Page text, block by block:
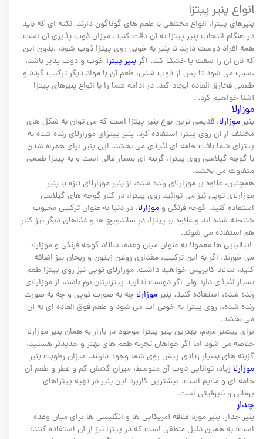
انواع پنیر پیتزا
پنیرهای پیتزا، انواع مختلفی با طعم های گوناگون دارند. نکته ای که باید
در هنگام انتخاب پنیر پیتزا به آن دقت کنید، میزان ذوب پذیری آن است.
همه افراد دوست دارند تا پنیر به خوبی روی پیتزا ذوب شود، ،بدون این
که نان آن را سفت یا خشک کند. اگرپنیر پیتزا خوب و ذوب پذیر باشد،
،سبب می شود تا پس از ذوب شدن، طعم آن با مواد دیگر ترکیب گردد و
طعمی فخارق العاده ایجاد کند. در ادامه شما را با انواع پنیرهای پیتزا
آشنا خواهیم کرد. .
موزارلا
پنیرموزارلا، قدیمی ترین نوع پنیر پیتزا است که می توان به شکل های
مختلف از آن روی پیتزا استفاده کرد. پنیر پیتزای موزارلای رنده شده به
پیتزای شما بافت خامه ای لذیذی می بخشد. این پنیر برای همراه شدن
با گوجه گیلاسی روی پیتزا، گزینه ای بسیار عالی است و به پیتزا طعمی
متفاوت می بخشد.
همچنین، علاوه بر موزارلای رنده شده، از پنیر موزارلای تازه یا پنیر
موزارلای توپی نیز می توانید روی پیتزا، در کنار گوجه های گیلاسی
استفاده کنید. گوجه فرنگی و موزارلا، در دنیا به عنوان ترکیبی محبوب
شناخته شده اند و علاوه بر پیتزا، در ساندویچ ها و غذاهای دیگر نیز کنار
هم استفاده می شوند.
ایتالیایی ها معمولا به عنوان میان وعده، سالاد گوجه فرنگی و موزارلا
می خورند. اگر به این ترکیب، مقداری روغن زیتون و ریحان نیز اضافه
کنید، سالاد کاپریس خواهید داشت. موزارلای توپی نیز روی پیتزا طعم
بسیار لذیذی دارد ولی اگر دوست ندارید پیتزایتان نرم باشد، از موزارلای
رنده شده، استفاده کنید. پنیرموزارلاچه به صورت توپی و چه به صورت
رنده شده،، روی پیتزا به خوبی آب می شود و طعم فوق العاده ای به آن
می بخشد.
برای بیشتر مردم، بهترین پنیر پیتزا موجود در بازار به همان پنیر موزارلا
خلاصه می شود اما اگر خواهان تجربه طعم های بهتر و جدیدتر هستید،
گزینه های بسیار زیادی پیش روی شما وجود دارنند. میزان رطوبت پنیر
موزارلا زیاد، توانایی ذوب آن متوسط، میزان کشش کم و عطر و طعم آن
خامه ای و ملایم است. بیشترین کاربرد این پنیر در تهیه پیتزاهای
یونانی و ناپولیتی است.
چدار
پنیر چدار، پنیر مورد علاقه آمریکایی ها و انگلیسی ها برای میان وعده
است؛ به همین دلیل منطقی است که در پیتزا نیز از آن استفاده کنند؛